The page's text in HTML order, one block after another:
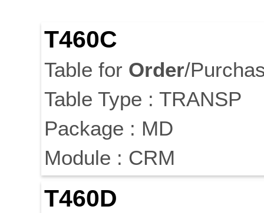
T460C
Table for Order/
Table Type : TRANSP
Package : MD
Module : CRM
T460D